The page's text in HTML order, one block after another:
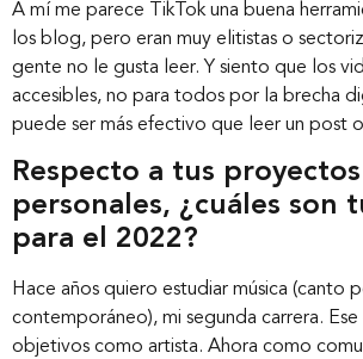
A mí me parece TikTok una buena
los blog, pero eran muy elitistas o
gente no le gusta leer. Y siento que los
accesibles, no para todos por la brecha
puede ser más efectivo que leer un post
Respecto a tus proyectos
personales, ¿cuáles son
para el 2022?
Hace años quiero estudiar música (canto
contemporáneo), mi segunda carrera. Ese
objetivos como artista. Ahora como